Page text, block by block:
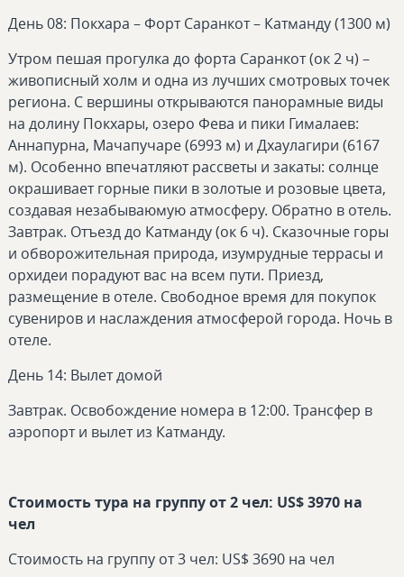
День 08: Покхара – Форт Саранкот – Катманду (1300 м)
Утром пешая прогулка до форта Саранкот (ок 2 ч) –
живописный холм и одна из лучших смотровых точек
региона. С вершины открываются панорамные виды
на долину Покхары, озеро Фева и пики Гималаев:
Аннапурна, Мачапучаре (6993 м) и Дхаулагири (6167
м). Особенно впечатляют рассветы и закаты: солнце
окрашивает горные пики в золотые и розовые цвета,
создавая незабываюмую атмосферу. Обратно в отель.
Завтрак. Отъезд до Катманду (ок 6 ч). Сказочные горы
и обворожительная природа, изумрудные террасы и
орхидеи порадуют вас на всем пути. Приезд,
размещение в отеле. Свободное время для покупок
сувениров и наслаждения атмосферой города. Ночь в
отеле.
День 14: Вылет домой
Завтрак. Освобождение номера в 12:00. Трансфер в
аэропорт и вылет из Катманду.
Стоимость тура на группу от 2 чел: US$ 3970 на
чел
Стоимость на группу от 3 чел: US$ 3690 на чел